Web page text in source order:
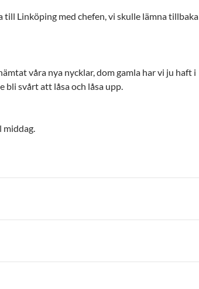
till Linköping med chefen, vi skulle lämna tillbaka
våra nya nycklar, dom gamla har vi ju haft i
bli svårt att låsa och låsa upp.
middag.